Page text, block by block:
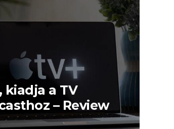
a TV
– Review